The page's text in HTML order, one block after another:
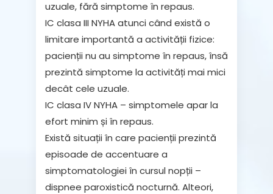
uzuale, fără simptome în repaus.
IC clasa III NYHA atunci când există o
limitare importantă a activității fizice:
pacienții nu au simptome în repaus, însă
prezintă simptome la activități mai mici
decât cele uzuale.
IC clasa IV NYHA – simptomele apar la
efort minim și în repaus.
Există situații în care pacienții prezintă
episoade de accentuare a
simptomatologiei în cursul nopții –
dispnee paroxistică nocturnă. Alteori,